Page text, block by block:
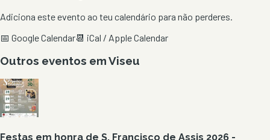
Adiciona este evento ao teu calendário para não perderes.
📅 Google Calendar📆 iCal / Apple Calendar
Outros eventos emViseu
Festas em honra de S. Francisco de Assis 2026 -